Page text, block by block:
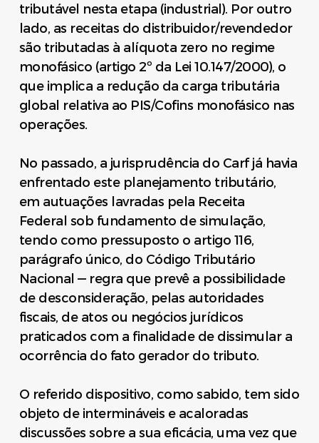
tributável nesta etapa (industrial). Por outro
lado, as receitas do distribuidor/revendedor
são tributadas à alíquota zero no regime
monofásico (artigo 2º da Lei 10.147/2000), o
que implica a redução da carga tributária
global relativa ao PIS/Cofins monofásico nas
operações.
No passado, a jurisprudência do Carf já havia
enfrentado este planejamento tributário,
em autuações lavradas pela Receita
Federal sob fundamento de simulação,
tendo como pressuposto o artigo 116,
parágrafo único, do Código Tributário
Nacional — regra que prevê a possibilidade
de desconsideração, pelas autoridades
fiscais, de atos ou negócios jurídicos
praticados com a finalidade de dissimular a
ocorrência do fato gerador do tributo.
O referido dispositivo, como sabido, tem sido
objeto de intermináveis e acaloradas
discussões sobre a sua eficácia, uma vez que